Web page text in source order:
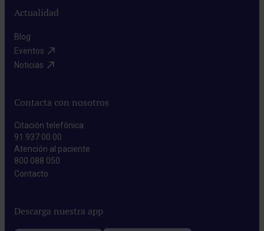
Actualidad
Blog​
Eventos​
Noticias​
Contacta con nosotros
Citación telefónica
91 937 00 00
Atención al paciente
800 088 050
Contacto​
Descarga nuestra app